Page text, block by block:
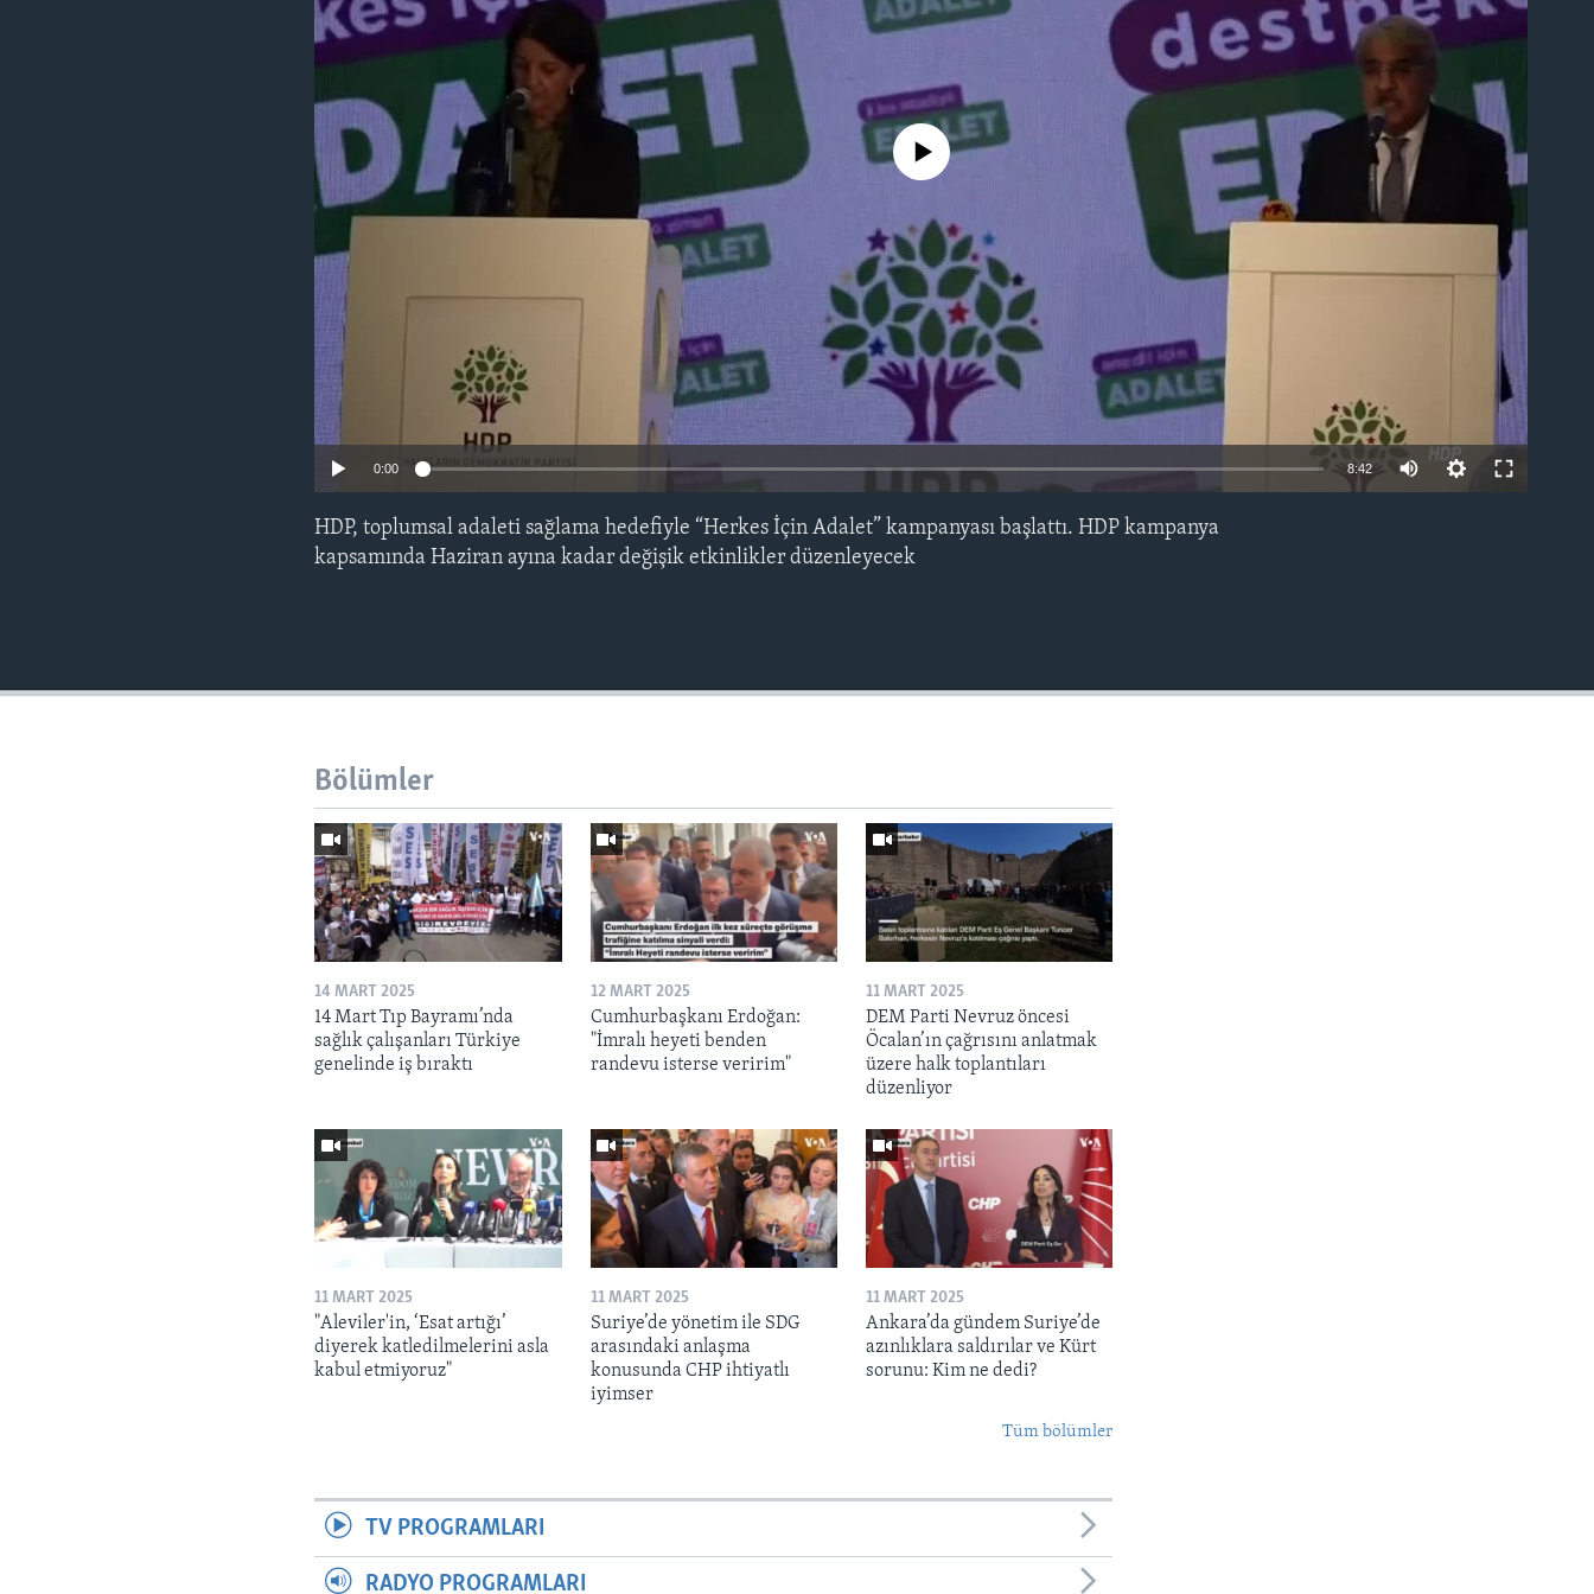
No media source currently available
0:00 8:42
HDP, toplumsal adaleti sağlama hedefiyle “Herkes İçin Adalet” kampanyası başlattı. HDP kampanya
kapsamında Haziran ayına kadar değişik etkinlikler düzenleyecek
Bölümler
14 MART 2025
14 Mart Tıp Bayramı’nda
sağlık çalışanları Türkiye
genelinde iş bıraktı
12 MART 2025
Cumhurbaşkanı Erdoğan:
"İmralı heyeti benden
randevu isterse veririm"
11 MART 2025
DEM Parti Nevruz öncesi
Öcalan’ın çağrısını anlatmak
üzere halk toplantıları
düzenliyor
11 MART 2025
"Aleviler'in, ‘Esat artığı’
diyerek katledilmelerini asla
kabul etmiyoruz"
11 MART 2025
Suriye’de yönetim ile SDG
arasındaki anlaşma
konusunda CHP ihtiyatlı
iyimser
11 MART 2025
Ankara’da gündem Suriye’de
azınlıklara saldırılar ve Kürt
sorunu: Kim ne dedi?
Tüm bölümler
TV PROGRAMLARI
RADYO PROGRAMLARI